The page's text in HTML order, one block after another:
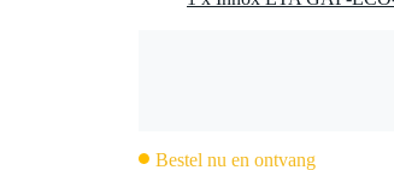
Bestel nu en ontvang